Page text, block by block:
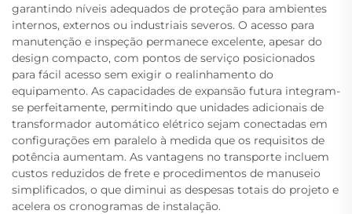
garantindo níveis adequados de proteção para ambientes
internos, externos ou industriais severos. O acesso para
manutenção e inspeção permanece excelente, apesar do
design compacto, com pontos de serviço posicionados
para fácil acesso sem exigir o realinhamento do
equipamento. As capacidades de expansão futura integram-
se perfeitamente, permitindo que unidades adicionais de
transformador automático elétrico sejam conectadas em
configurações em paralelo à medida que os requisitos de
potência aumentam. As vantagens no transporte incluem
custos reduzidos de frete e procedimentos de manuseio
simplificados, o que diminui as despesas totais do projeto e
acelera os cronogramas de instalação.